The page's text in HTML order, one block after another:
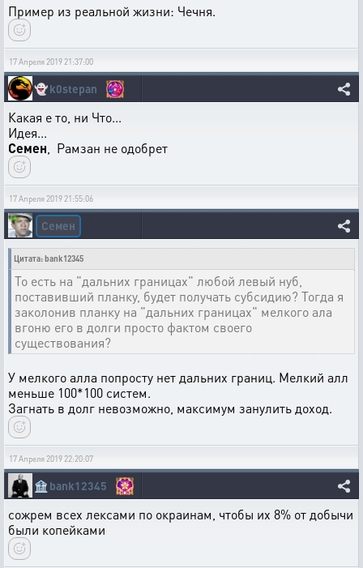
Пример из реальной жизни: Чечня.
17 Апреля 2019 21:37:00
👻k0stepan
Какая е то, ни Что...
Идея...
Семен , Рамзан не одобрет
17 Апреля 2019 21:55:06
Семен
Цитата: bank12345
То есть на "дальних границах" любой левый нуб,
поставивший планку, будет получать субсидию? Тогда я
заколонив планку на "дальних границах" мелкого ала
вгоню его в долги просто фактом своего
существования?
У мелкого алла попросту нет дальних границ. Мелкий алл
меньше 100*100 систем.
Загнать в долг невозможно, максимум занулить доход.
17 Апреля 2019 22:20:07
🏦 bank12345
сожрем всех лексами по окраинам, чтобы их 8% от добычи
были копейками